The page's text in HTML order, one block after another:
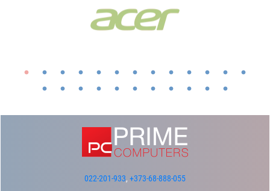
022-201-933, +373-68-888-055